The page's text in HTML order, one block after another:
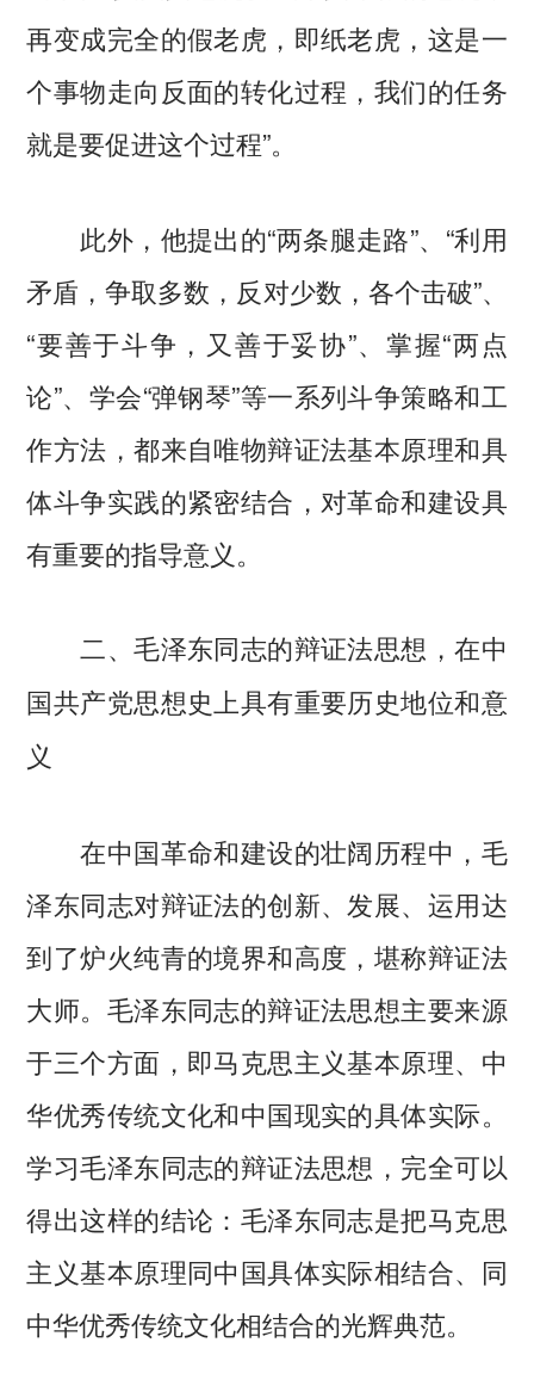
再变成完全的假老虎，即纸老虎，这是一
个事物走向反面的转化过程，我们的任务
就是要促进这个过程”。
此外，他提出的“两条腿走路”、“利用
矛盾，争取多数，反对少数，各个击破”、
“要善于斗争，又善于妥协”、掌握“两点
论”、学会“弹钢琴”等一系列斗争策略和工
作方法，都来自唯物辩证法基本原理和具
体斗争实践的紧密结合，对革命和建设具
有重要的指导意义。
二、毛泽东同志的辩证法思想，在中
国共产党思想史上具有重要历史地位和意
义
在中国革命和建设的壮阔历程中，毛
泽东同志对辩证法的创新、发展、运用达
到了炉火纯青的境界和高度，堪称辩证法
大师。毛泽东同志的辩证法思想主要来源
于三个方面，即马克思主义基本原理、中
华优秀传统文化和中国现实的具体实际。
学习毛泽东同志的辩证法思想，完全可以
得出这样的结论：毛泽东同志是把马克思
主义基本原理同中国具体实际相结合、同
中华优秀传统文化相结合的光辉典范。